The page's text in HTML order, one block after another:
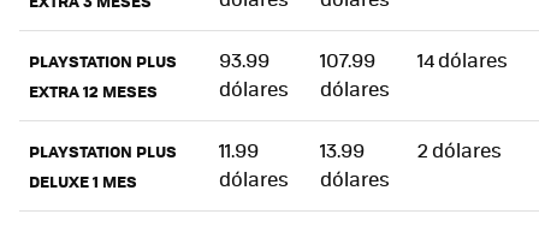
PLAYSTATION PLUS
EXTRA 12 MESES
93.99
dólares
107.99
dólares
14 dólares
PLAYSTATION PLUS
DELUXE 1 MES
11.99
dólares
13.99
dólares
2 dólares